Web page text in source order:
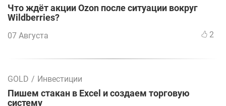
Что ждёт акции Ozon после ситуации вокруг
Wildberries?
07 Августа 2
GOLD / Инвестиции
Пишем стакан в Excel и создаем торговую
систему